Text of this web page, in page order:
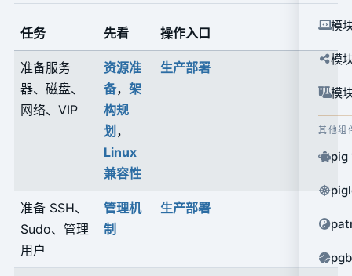
模
模
模
其他组
pig
任务 先看 操作入口
准备服务
器、磁盘、
网络、VIP
资源准
备， 架
构规
划 ，
Linux
兼容性
生产部署
准备 SSH、
Sudo、管理
用户
管理机
制
生产部署